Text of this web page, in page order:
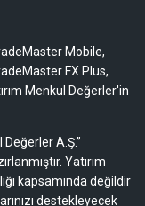
Mobile,
FX Plus,
Menkul Değerler'in
A.Ş.”
Yatırım
kapsamında değildir
destekleyecek